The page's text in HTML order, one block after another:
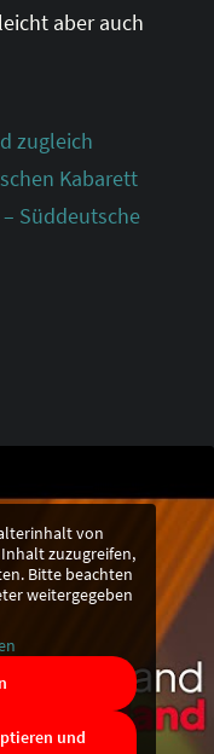
aber auch
zugleich
Kabarett
Süddeutsche
von
zuzugreifen,
Bitte beachten
weitergegeben
und